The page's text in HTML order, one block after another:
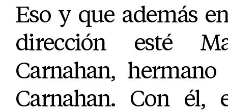
Eso y que además
dirección esté
Carnahan,
Carnahan. Con él,